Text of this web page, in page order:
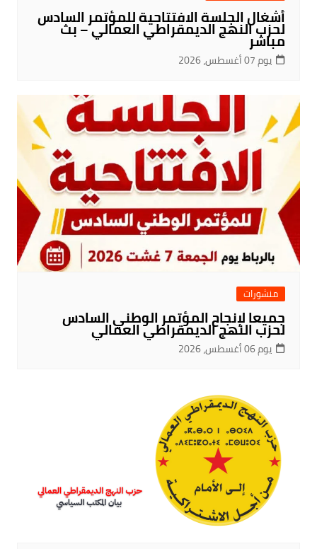
أشغال الجلسة الافتتاحية للمؤتمر السادس
لحزب النهج الديمقراطي العمالي – بث
مباشر
يوم 07 أغسطس، 2026
منشورات
جميعا لإنجاح المؤتمر الوطني السادس
لحزب النهج الديمقراطي العمالي
يوم 06 أغسطس، 2026